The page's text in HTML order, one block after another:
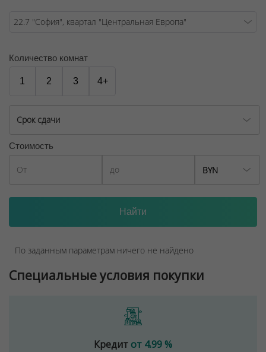
04.09.2025
Количество комнат
1 2 3 4+
Срок сдачи
Стоимость
BYN
По заданным параметрам ничего не найдено
Специальные условия покупки
Кредит от 4.99 %